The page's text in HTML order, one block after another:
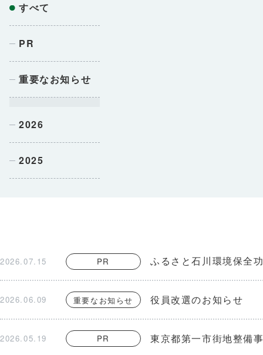
すべて
PR
重要なお知らせ
2026
2025
2026.07.15 PR ふるさと石川環境保全
2026.06.09 重要なお知らせ 役員改選のお知らせ
2026.05.19 PR 東京都第一市街地整備